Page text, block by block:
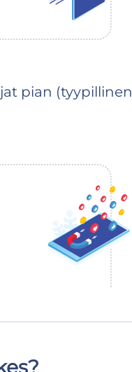
pian (tyypillinen